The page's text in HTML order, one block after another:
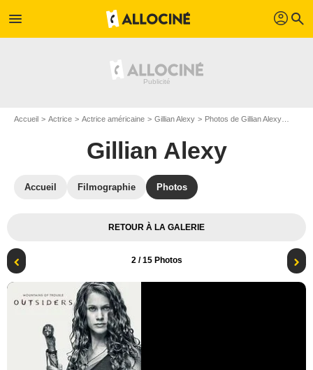
menu profil search
Accueil Actrice Actrice américaine Gillian Alexy Photos de Gillian Alexy
Gillian Alexy
Accueil Filmographie Photos
RETOUR À LA GALERIE
2/ 15 Photos